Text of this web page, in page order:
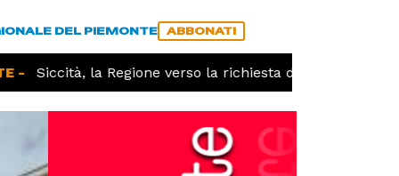
DEL PIEMONTE ABBONATI
Siccità, la Regione verso la richiesta dello stato di